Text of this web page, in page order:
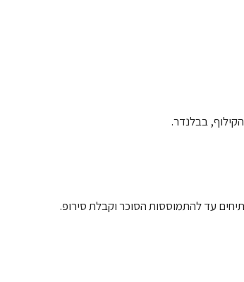
בבלנדר.
עד להתמוססות הסוכר וקבלת סירופ.